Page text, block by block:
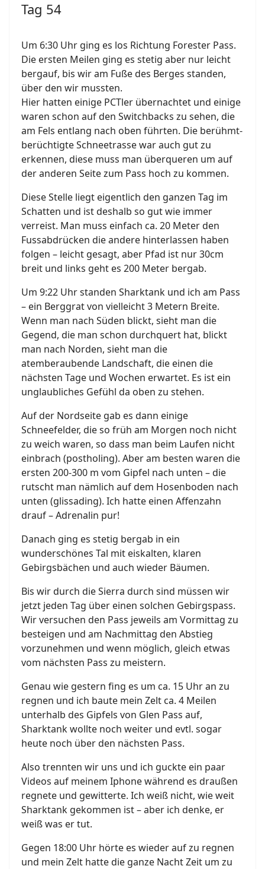
Tag 54
Um 6:30 Uhr ging es los Richtung Forester Pass.
Die ersten Meilen ging es stetig aber nur leicht
bergauf, bis wir am Fuße des Berges standen,
über den wir mussten.
Hier hatten einige PCTler übernachtet und einige
waren schon auf den Switchbacks zu sehen, die
am Fels entlang nach oben führten. Die berühmt-
berüchtigte Schneetrasse war auch gut zu
erkennen, diese muss man überqueren um auf
der anderen Seite zum Pass hoch zu kommen.
Diese Stelle liegt eigentlich den ganzen Tag im
Schatten und ist deshalb so gut wie immer
verreist. Man muss einfach ca. 20 Meter den
Fussabdrücken die andere hinterlassen haben
folgen – leicht gesagt, aber Pfad ist nur 30cm
breit und links geht es 200 Meter bergab.
Um 9:22 Uhr standen Sharktank und ich am Pass
– ein Berggrat von vielleicht 3 Metern Breite.
Wenn man nach Süden blickt, sieht man die
Gegend, die man schon durchquert hat, blickt
man nach Norden, sieht man die
atemberaubende Landschaft, die einen die
nächsten Tage und Wochen erwartet. Es ist ein
unglaubliches Gefühl da oben zu stehen.
Auf der Nordseite gab es dann einige
Schneefelder, die so früh am Morgen noch nicht
zu weich waren, so dass man beim Laufen nicht
einbrach (postholing). Aber am besten waren die
ersten 200-300 m vom Gipfel nach unten – die
rutscht man nämlich auf dem Hosenboden nach
unten (glissading). Ich hatte einen Affenzahn
drauf – Adrenalin pur!
Danach ging es stetig bergab in ein
wunderschönes Tal mit eiskalten, klaren
Gebirgsbächen und auch wieder Bäumen.
Bis wir durch die Sierra durch sind müssen wir
jetzt jeden Tag über einen solchen Gebirgspass.
Wir versuchen den Pass jeweils am Vormittag zu
besteigen und am Nachmittag den Abstieg
vorzunehmen und wenn möglich, gleich etwas
vom nächsten Pass zu meistern.
Genau wie gestern fing es um ca. 15 Uhr an zu
regnen und ich baute mein Zelt ca. 4 Meilen
unterhalb des Gipfels von Glen Pass auf,
Sharktank wollte noch weiter und evtl. sogar
heute noch über den nächsten Pass.
Also trennten wir uns und ich guckte ein paar
Videos auf meinem Iphone während es draußen
regnete und gewitterte. Ich weiß nicht, wie weit
Sharktank gekommen ist – aber ich denke, er
weiß was er tut.
Gegen 18:00 Uhr hörte es wieder auf zu regnen
und mein Zelt hatte die ganze Nacht Zeit um zu